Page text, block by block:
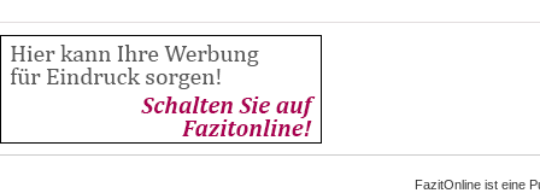
FazitOnline ist eine